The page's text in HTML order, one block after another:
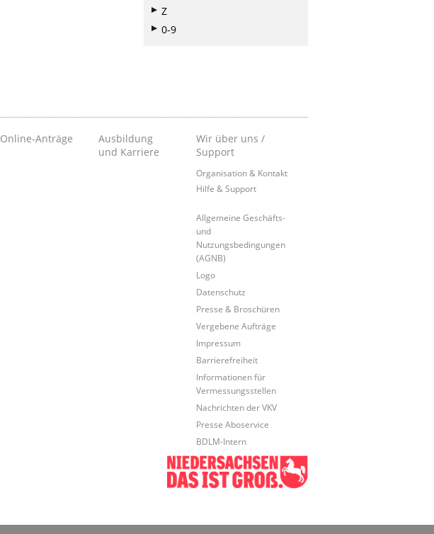
Z
0-9
Online-Anträge
Ausbildung
und Karriere
Wir über uns /
Support
Organisation & Kontakt
Hilfe & Support
Allgemeine Geschäfts-
und
Nutzungsbedingungen
(AGNB)
Logo
Datenschutz
Presse & Broschüren
Vergebene Aufträge
Impressum
Barrierefreiheit
Informationen für
Vermessungsstellen
Nachrichten der VKV
Presse Aboservice
BDLM-Intern